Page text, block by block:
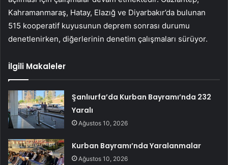
Kahramanmaraş, Hatay, Elazığ ve Diyarbakır’da bulunan
515 kooperatif kuyusunun deprem sonrası durumu
denetlenirken, diğerlerinin denetim çalışmaları sürüyor.
İlgili Makaleler
Şanlıurfa’da Kurban Bayramı’nda 232
Yaralı
Ağustos 10, 2026
Kurban Bayramı’nda Yaralanmalar
Ağustos 10, 2026